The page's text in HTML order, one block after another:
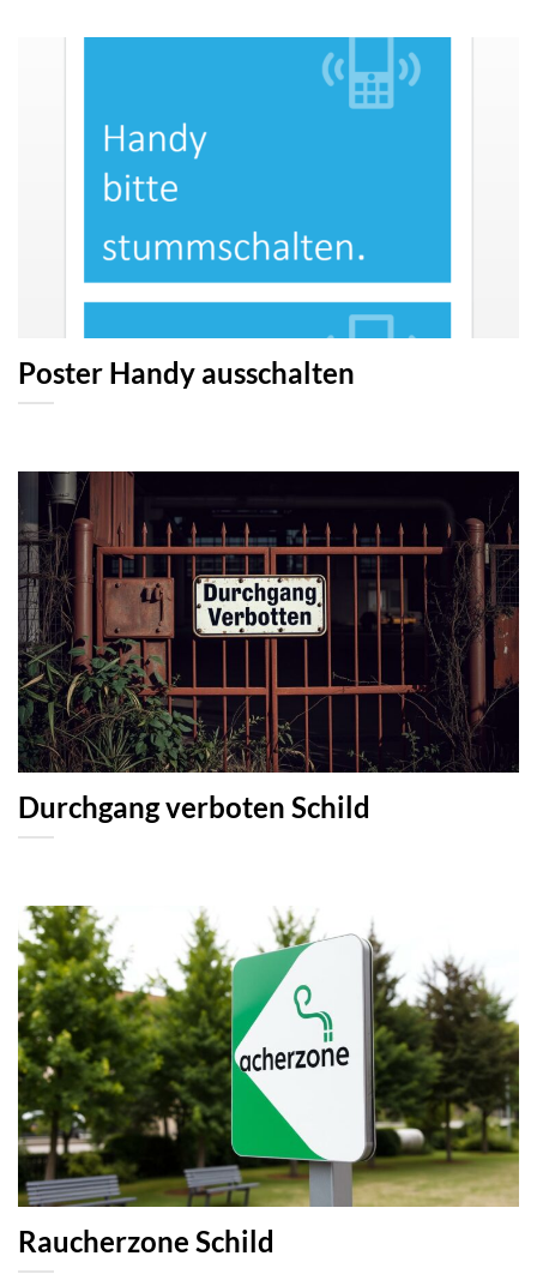
Poster Handy ausschalten
Durchgang verboten Schild
Raucherzone Schild